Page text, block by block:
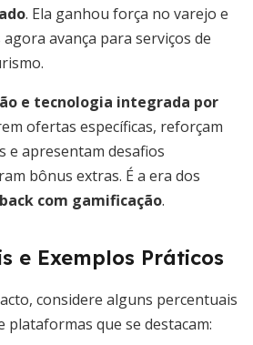
. Ela ganhou força no varejo e
avança para serviços de
e tecnologia integrada por
ofertas específicas, reforçam
e apresentam desafios
bônus extras. É a era dos
com gamificação.
e Exemplos Práticos
considere alguns percentuais
plataformas que se destacam: